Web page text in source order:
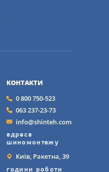
КОНТАКТИ
0 800 750-523
063 237-23-73
info@shinteh.com
адреса
шиномонтажу
Київ, Ракетна, 39
години роботи